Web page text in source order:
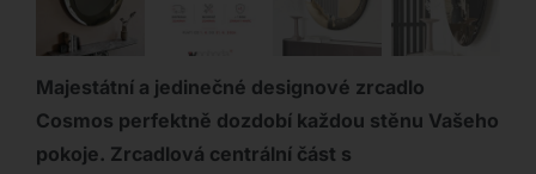
Majestátní a jedinečné designové zrcadlo
Cosmos perfektně dozdobí každou stěnu Vašeho
pokoje. Zrcadlová centrální část s